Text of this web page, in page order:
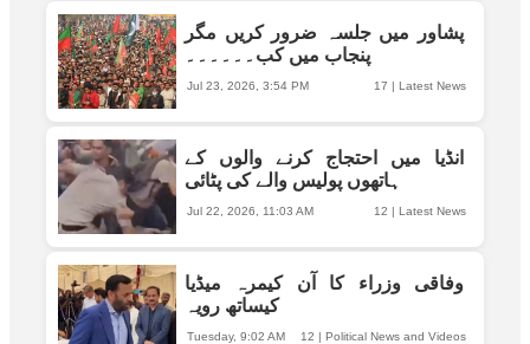
پشاور میں جلسہ ضرور کریں مگر
پنجاب میں کب۔۔۔۔۔۔
17 | Latest News
Jul 23, 2026, 3:54 PM
انڈیا میں احتجاج کرنے والوں کے
ہاتھوں پولیس والے کی پٹائی
12 | Latest News
Jul 22, 2026, 11:03 AM
وفاقی وزراء کا آن کیمرہ میڈیا
کیساتھ رویہ
12 | Political News and Videos
Tuesday, 9:02 AM